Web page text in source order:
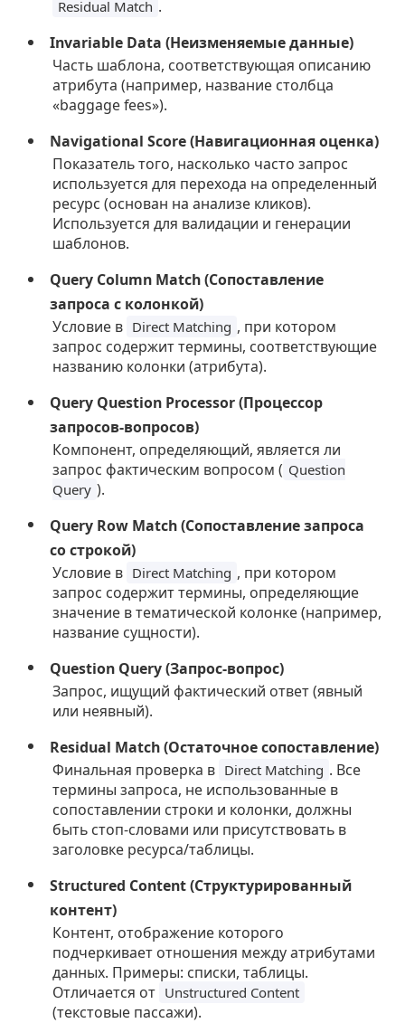
Residual Match .
Invariable Data (Неизменяемые данные)
Часть шаблона, соответствующая описанию
атрибута (например, название столбца
«baggage fees»).
Navigational Score (Навигационная оценка)
Показатель того, насколько часто запрос
используется для перехода на определенный
ресурс (основан на анализе кликов).
Используется для валидации и генерации
шаблонов.
Query Column Match (Сопоставление
запроса с колонкой)
Условие в Direct Matching , при котором
запрос содержит термины, соответствующие
названию колонки (атрибута).
Query Question Processor (Процессор
запросов-вопросов)
Компонент, определяющий, является ли
запрос фактическим вопросом ( Question
Query ).
Query Row Match (Сопоставление запроса
со строкой)
Условие в Direct Matching , при котором
запрос содержит термины, определяющие
значение в тематической колонке (например,
название сущности).
Question Query (Запрос-вопрос)
Запрос, ищущий фактический ответ (явный
или неявный).
Residual Match (Остаточное сопоставление)
Финальная проверка в Direct Matching . Все
термины запроса, не использованные в
сопоставлении строки и колонки, должны
быть стоп-словами или присутствовать в
заголовке ресурса/таблицы.
Structured Content (Структурированный
контент)
Контент, отображение которого
подчеркивает отношения между атрибутами
данных. Примеры: списки, таблицы.
Отличается от Unstructured Content
(текстовые пассажи).